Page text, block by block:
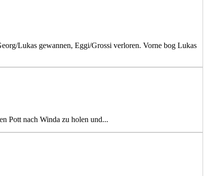
Lukas gewannen, Eggi/Grossi verloren. Vorne bog Lukas
Pott nach Winda zu holen und...